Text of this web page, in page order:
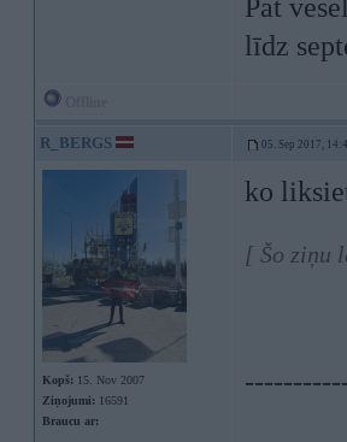
Pat
līdz
R_BERGS 05. Sep 2017,
Kopš: 15. Nov 2007
Ziņojumi: 16591
Braucu ar:
ko
[ Šo ziņu